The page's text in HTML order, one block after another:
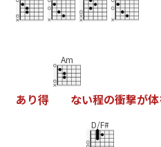
あ り得
Am
ない程の衝撃が体
D/F#